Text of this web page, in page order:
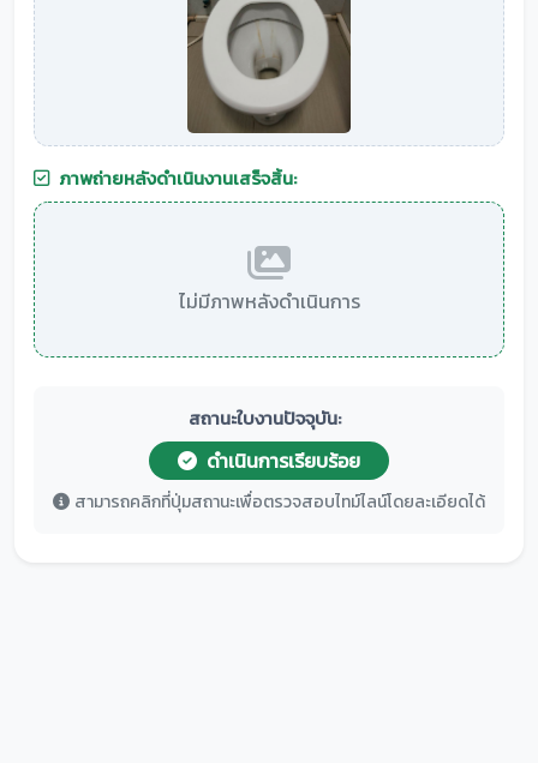
ภาพถ่ายหลังดำเนินงานเสร็จสิ้น:
ไม่มีภาพหลังดำเนินการ
สถานะใบงานปัจจุบัน:
ดำเนินการเรียบร้อย
สามารถคลิกที่ปุ่มสถานะเพื่อตรวจสอบไทม์ไลน์โดยละเอียดได้